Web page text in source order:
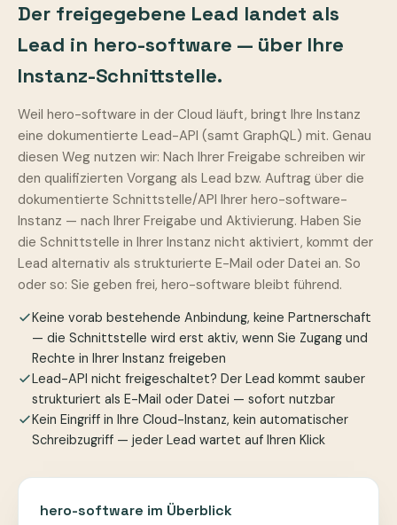
Der freigegebene Lead landet als
Lead in hero-software — über Ihre
Instanz-Schnittstelle.
Weil hero-software in der Cloud läuft, bringt Ihre Instanz
eine dokumentierte Lead-API (samt GraphQL) mit. Genau
diesen Weg nutzen wir: Nach Ihrer Freigabe schreiben wir
den qualifizierten Vorgang als Lead bzw. Auftrag über die
dokumentierte Schnittstelle/API Ihrer hero-software-
Instanz — nach Ihrer Freigabe und Aktivierung. Haben Sie
die Schnittstelle in Ihrer Instanz nicht aktiviert, kommt der
Lead alternativ als strukturierte E-Mail oder Datei an. So
oder so: Sie geben frei, hero-software bleibt führend.
Keine vorab bestehende Anbindung, keine Partnerschaft
— die Schnittstelle wird erst aktiv, wenn Sie Zugang und
Rechte in Ihrer Instanz freigeben
Lead-API nicht freigeschaltet? Der Lead kommt sauber
strukturiert als E-Mail oder Datei — sofort nutzbar
Kein Eingriff in Ihre Cloud-Instanz, kein automatischer
Schreibzugriff — jeder Lead wartet auf Ihren Klick
hero-software im Überblick